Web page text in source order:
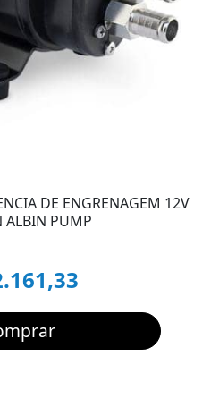
DE ENGRENAGEM 12V
PUMP